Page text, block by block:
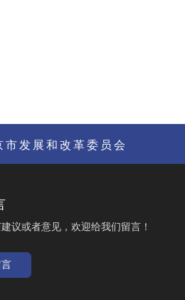
议或者意见，欢迎给我们留言！
市发展和改革委员会